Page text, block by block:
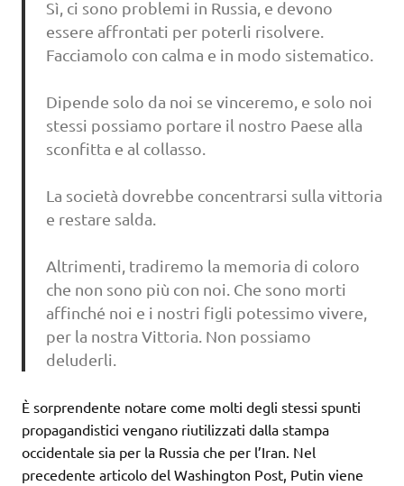
Sì, ci sono problemi in Russia, e devono
essere affrontati per poterli risolvere.
Facciamolo con calma e in modo sistematico.
Dipende solo da noi se vinceremo, e solo noi
stessi possiamo portare il nostro Paese alla
sconfitta e al collasso.
La società dovrebbe concentrarsi sulla vittoria
e restare salda.
Altrimenti, tradiremo la memoria di coloro
che non sono più con noi. Che sono morti
affinché noi e i nostri figli potessimo vivere,
per la nostra Vittoria. Non possiamo
deluderli.
È sorprendente notare come molti degli stessi spunti
propagandistici vengano riutilizzati dalla stampa
occidentale sia per la Russia che per l’Iran. Nel
precedente articolo del Washington Post, Putin viene